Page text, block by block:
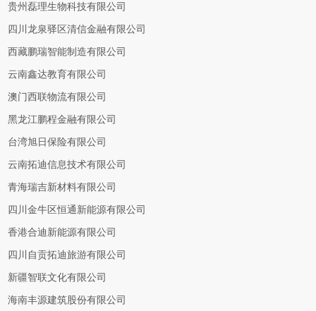
贵州磊理生物科技有限公司
四川龙泉驿区清信金融有限公司
西藏鹏瑞智能制造有限公司
云南鑫达教育有限公司
澳门西联物流有限公司
黑龙江鹏程金融有限公司
台湾旭日保险有限公司
云南拓迪信息技术有限公司
青海瑞吉新材料有限公司
四川金牛区恒通新能源有限公司
香港合迪新能源有限公司
四川自贡拓迪旅游有限公司
新疆智联文化有限公司
海南丰源建筑股份有限公司